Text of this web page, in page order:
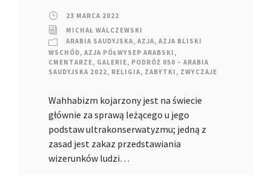
23 MARCA 2022
MICHAŁ WALCZEWSKI
ARABIA SAUDYJSKA, AZJA, AZJA BLISKI
WSCHÓD, AZJA PÓŁWYSEP ARABSKI ,
CMENTARZE, GALERIE, PODRÓŻ 050 – ARABIA
SAUDYJSKA 2022, RELIGIA, ZABYTKI , ZWYCZAJE
Wahhabizm kojarzony jest na świecie
głównie za sprawą leżącego u jego
podstaw ultrakonserwatyzmu; jedną z
zasad jest zakaz przedstawiania
wizerunków ludzi…